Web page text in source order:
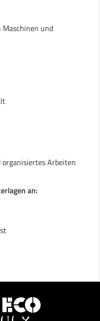
(m/w)
(m/w)
w)
w)
(m/w)
und
Arbeiten
an: